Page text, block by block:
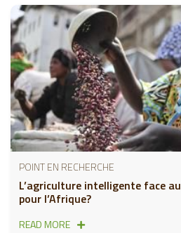
POINT EN RECHERCHE
L’agriculture intelligente face
pour l’Afrique?
READ MORE